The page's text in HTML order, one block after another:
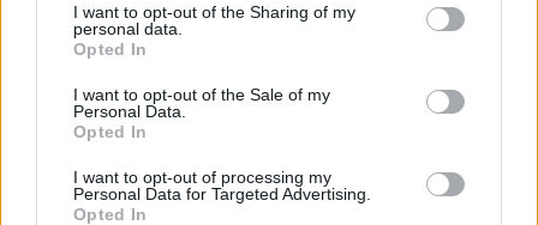
I want to opt-out of the Sharing of my
personal data.
Opted In
I want to opt-out of the Sale of my
Personal Data.
Opted In
I want to opt-out of processing my
Personal Data for Targeted Advertising.
Opted In
Facebook
TwitterMessengerWhatsApp
EmailCopy Print
Wersja do druku